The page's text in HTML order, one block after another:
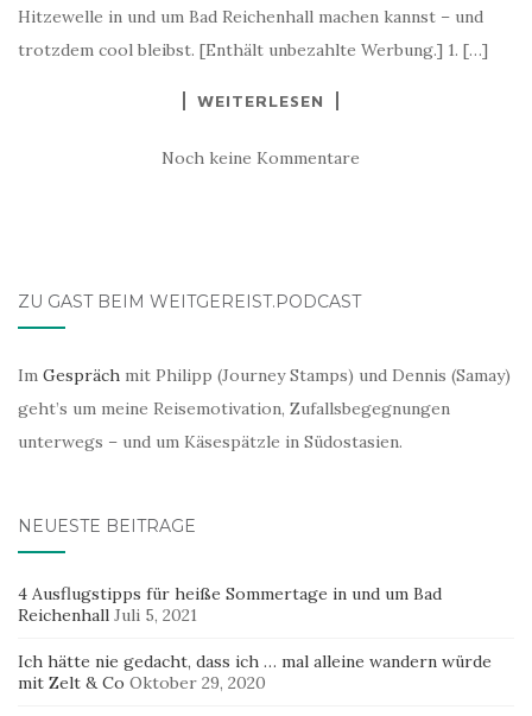
Hitzewelle in und um Bad Reichenhall machen kannst – und
trotzdem cool bleibst. [Enthält unbezahlte Werbung.] 1. […]
WEITERLESEN
Noch keine Kommentare
ZU GAST BEIM WEITGEREIST.PODCAST
Im Gespräch mit Philipp (Journey Stamps) und Dennis (Samay)
geht’s um meine Reisemotivation, Zufallsbegegnungen
unterwegs – und um Käsespätzle in Südostasien.
NEUESTE BEITRÄGE
4 Ausflugstipps für heiße Sommertage in und um Bad
Reichenhall Juli 5, 2021
Ich hätte nie gedacht, dass ich … mal alleine wandern würde
mit Zelt & Co Oktober 29, 2020